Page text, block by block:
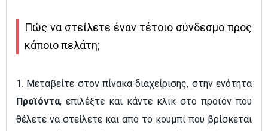
Πώς να στείλετε έναν τέτοιο σύνδεσμο προς
κάποιο πελάτη;
1. Μεταβείτε στον πίνακα διαχείρισης, στην ενότητα
Προϊόντα, επιλέξτε και κάντε κλικ στο προϊόν που
θέλετε να στείλετε και από το κουμπί που βρίσκεται